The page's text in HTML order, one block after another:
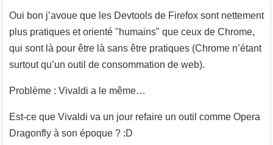
Oui bon j’avoue que les Devtools de Firefox sont nettement
plus pratiques et orienté "humains" que ceux de Chrome,
qui sont là pour être là sans être pratiques (Chrome n’étant
surtout qu’un outil de consommation de web).
Problème : Vivaldi a le même…
Est-ce que Vivaldi va un jour refaire un outil comme Opera
Dragonfly à son époque ? :D